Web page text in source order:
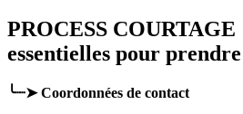
PROCESS
essentielles pour
╰┈➤ Coordonnées de contact